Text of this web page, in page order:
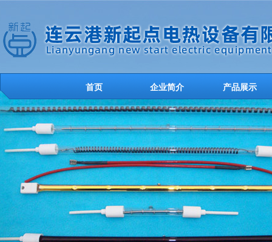
首页 企业简介 产品展示